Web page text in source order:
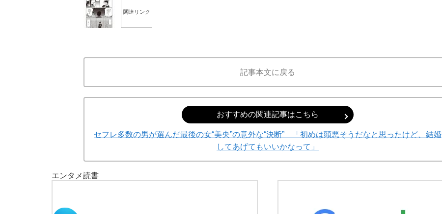
関連リンク
記事本文に戻る
おすすめの関連記事はこちら
セフレ多数の男が選んだ最後の女“美央”の意外な“決断” 「初めは頭悪そうだなと思ったけど、結婚
してあげてもいいかなって」
エンタメ読書